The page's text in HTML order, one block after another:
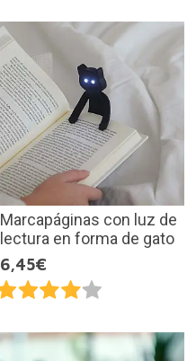
Marcapáginas con luz de
lectura en forma de gato
6,45€